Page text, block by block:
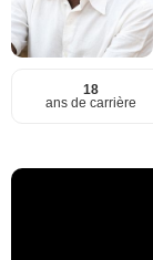
18
ans de carrière